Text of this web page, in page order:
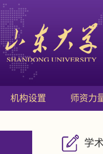
机构设置 师资力
学